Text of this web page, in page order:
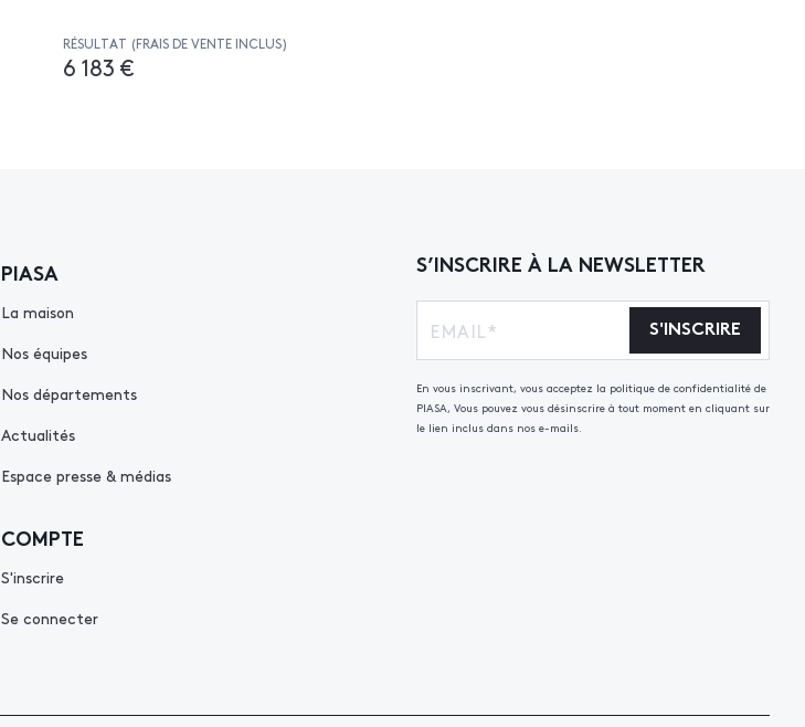
RÉSULTAT (FRAIS DE VENTE INCLUS)
6 183 €
PIASA
La maison
Nos équipes
Nos départements
Actualités
Espace presse & médias
COMPTE
S'inscrire
Se connecter
S’INSCRIRE À LA NEWSLETTER
S'INSCRIRE
En vous inscrivant, vous acceptez la politique de confidentialité de
PIASA, Vous pouvez vous désinscrire à tout moment en cliquant sur
le lien inclus dans nos e-mails.